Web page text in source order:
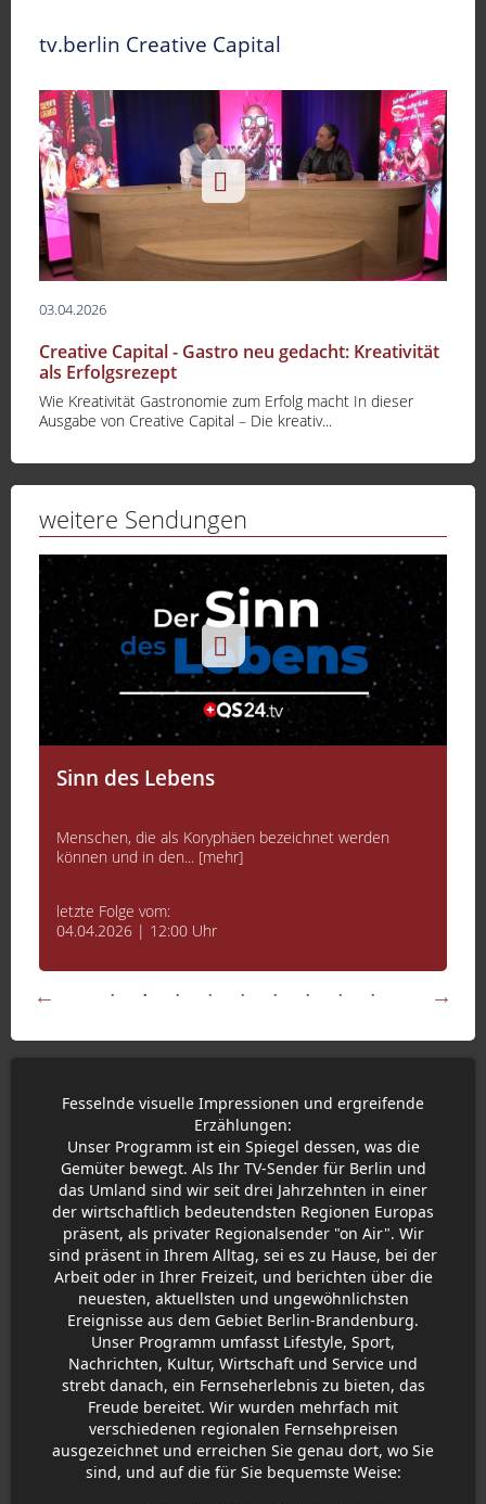
tv.berlin Creative Capital
03.04.2026
Creative Capital - Gastro neu gedacht: Kreativität
als Erfolgsrezept
Wie Kreativität Gastronomie zum Erfolg macht In dieser
Ausgabe von Creative Capital – Die kreativ...
weitere Sendungen
Sinn des Lebens
Menschen, die als Koryphäen bezeichnet werden
können und in den... [mehr]
letzte Folge vom:
04.04.2026 | 12:00 Uhr
Fesselnde visuelle Impressionen und ergreifende
Erzählungen:
Unser Programm ist ein Spiegel dessen, was die
Gemüter bewegt. Als Ihr TV-Sender für Berlin und
das Umland sind wir seit drei Jahrzehnten in einer
der wirtschaftlich bedeutendsten Regionen Europas
präsent, als privater Regionalsender "on Air". Wir
sind präsent in Ihrem Alltag, sei es zu Hause, bei der
Arbeit oder in Ihrer Freizeit, und berichten über die
neuesten, aktuellsten und ungewöhnlichsten
Ereignisse aus dem Gebiet Berlin-Brandenburg.
Unser Programm umfasst Lifestyle, Sport,
Nachrichten, Kultur, Wirtschaft und Service und
strebt danach, ein Fernseherlebnis zu bieten, das
Freude bereitet. Wir wurden mehrfach mit
verschiedenen regionalen Fernsehpreisen
ausgezeichnet und erreichen Sie genau dort, wo Sie
sind, und auf die für Sie bequemste Weise: